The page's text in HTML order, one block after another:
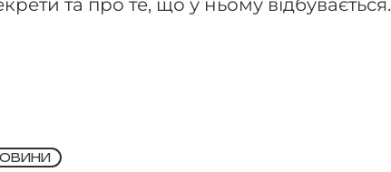
та про те, що у ньому відбувається.